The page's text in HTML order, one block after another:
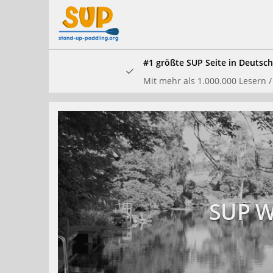
#1 größte SUP Seite in
Mit mehr als 1.000.000 Lesern /
SUP
In
und